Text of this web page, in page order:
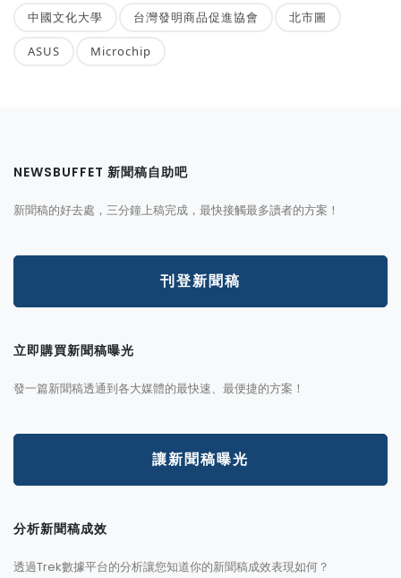
中國文化大學 台灣發明商品促進協會 北市圖
ASUS Microchip
NEWSBUFFET 新聞稿自助吧
新聞稿的好去處，三分鐘上稿完成，最快接觸最多讀者的方案！
刊登新聞稿
立即購買新聞稿曝光
發一篇新聞稿透通到各大媒體的最快速、最便捷的方案！
讓新聞稿曝光
分析新聞稿成效
透過Trek數據平台的分析讓您知道你的新聞稿成效表現如何？